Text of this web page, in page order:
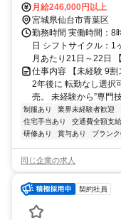
営南北線 仙台（仙台
口徒歩約3分 JR線 仙台
月給246,000円以上
宮城県仙台市青葉区
勤務時間 実働時間：8
日 シフトサイクル：1
月あたり21日～22日
仕事内容 【未経験 9
2年後に 転勤なし選択
売。 未経験から”専門
制服あり 業界未経験者歓迎
住宅手当あり
交通費全額支給
研修あり
賞与あり ブラン
同じ企業の求人
契約社員